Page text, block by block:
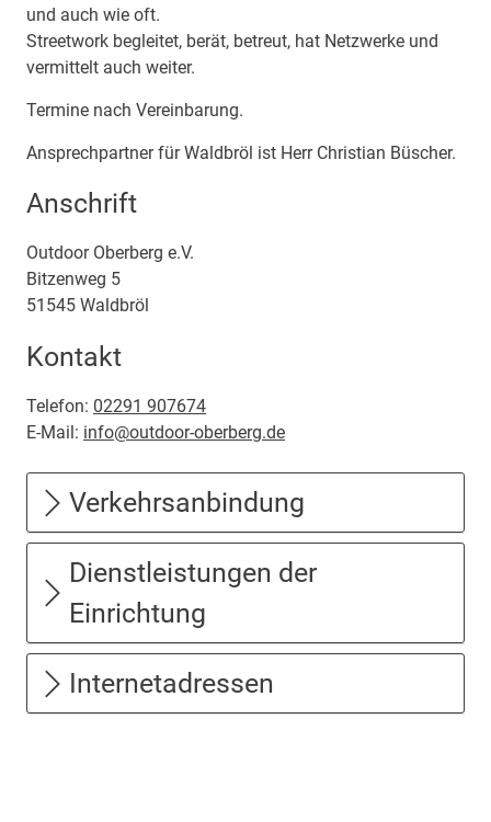
und auch wie oft.
Streetwork begleitet, berät, betreut, hat Netzwerke und
vermittelt auch weiter.
Termine nach Vereinbarung.
Ansprechpartner für Waldbröl ist Herr Christian Büscher.
Anschrift
Outdoor Oberberg e.V.
Bitzenweg 5
51545 Waldbröl
Kontakt
Telefon: 02291 907674
E-Mail: info@outdoor-oberberg.de
Verkehrsanbindung
Dienstleistungen der
Einrichtung
Internetadressen